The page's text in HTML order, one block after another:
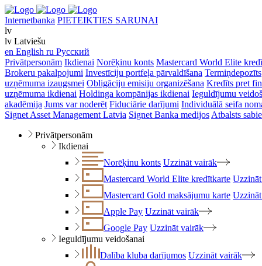
Internetbanka PIETEIKTIES SARUNAI
lv
lv Latviešu
en English ru Русский
Privātpersonām Ikdienai Norēķinu konts Mastercard World Elite
Brokeru pakalpojumi Investīciju portfeļa pārvaldīšana Termiņdepozīts
uzņēmuma izaugsmei Obligāciju emisiju organizēšana Kredīts pret
uzņēmuma ikdienai Holdinga kompānijas ikdienai Ieguldījumu
akadēmija Jums var noderēt Fiduciārie darījumi Individuālā seifa
Signet Asset Management Latvia Signet Banka medijos Atbalsts
Privātpersonām
Ikdienai
Norēķinu konts Uzzināt vairāk
Mastercard World Elite kredītkarte
Mastercard Gold maksājumu karte
Apple Pay Uzzināt vairāk
Google Pay Uzzināt vairāk
Ieguldījumu veidošanai
Dalība kluba darījumos Uzzināt vairāk